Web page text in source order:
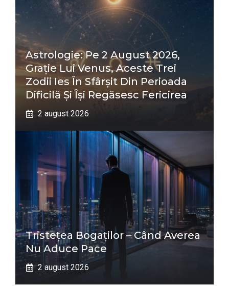
Astrologie: Pe 2 August 2026,
Grație Lui Venus, Aceste Trei
Zodii Ies În Sfârșit Din Perioada
Dificilă Și Își Regăsesc Fericirea
2 august 2026
Tristețea Bogaților – Când Averea
Nu Aduce Pace
2 august 2026